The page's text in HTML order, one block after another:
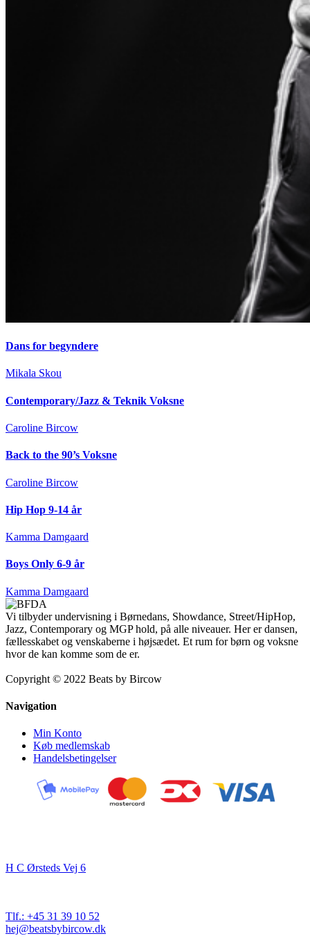
Dans for begyndere
Mikala Skou
Contemporary/Jazz & Teknik Voksne
Caroline Bircow
Back to the 90’s Voksne
Caroline Bircow
Hip Hop 9-14 år
Kamma Damgaard
Boys Only 6-9 år
Kamma Damgaard
Vi tilbyder undervisning i Børnedans, Showdance, Street/HipHop,
Jazz, Contemporary og MGP hold, på alle niveauer. Her er dansen,
fællesskabet og venskaberne i højsædet. Et rum for børn og voksne
hvor de kan komme som de er.
Copyright © 2022 Beats by Bircow
Navigation
Min Konto
Køb medlemskab
Handelsbetingelser
H C Ørsteds Vej 6
Tlf.: +45 31 39 10 52
hej@beatsbybircow.dk